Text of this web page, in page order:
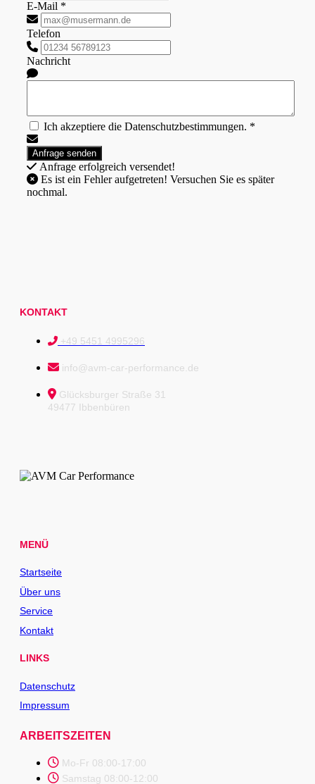
E-Mail *
Telefon
Nachricht
Ich akzeptiere die Datenschutzbestimmungen. *
Anfrage erfolgreich versendet!
nochmal.
KONTAKT
+49 5451 4995296
info@avm-car-performance.de
Glücksburger Straße 31
49477 Ibbenbüren
MENÜ
Startseite
Über uns
Service
Kontakt
LINKS
Datenschutz
Impressum
ARBEITSZEITEN
Mo-Fr 08:00-17:00
Samstag 08:00-12:00